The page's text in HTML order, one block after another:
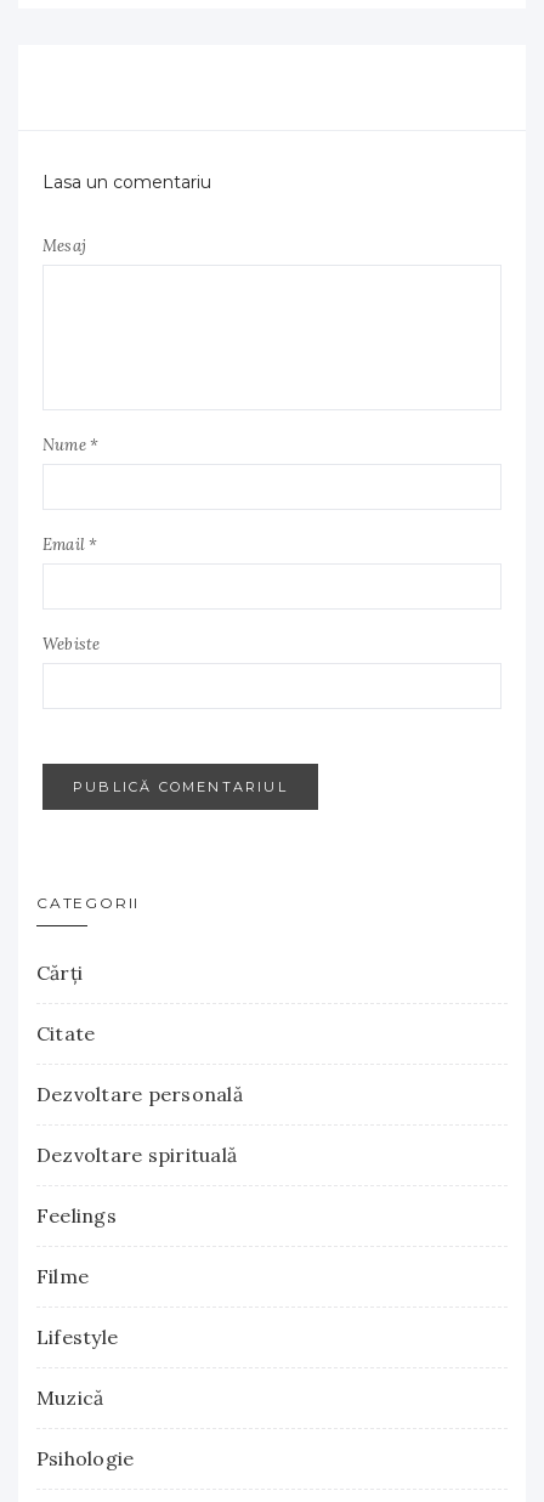
Lasa un comentariu
Mesaj
Nume *
Email *
Webiste
CATEGORII
Cărţi
Citate
Dezvoltare personală
Dezvoltare spirituală
Feelings
Filme
Lifestyle
Muzică
Psihologie